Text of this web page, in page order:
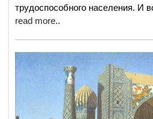
трудоспособного населения. И
read more..